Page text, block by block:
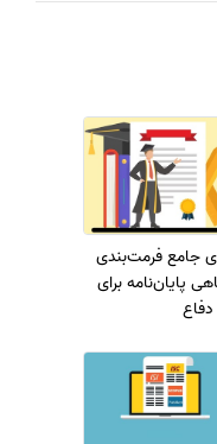
جامع فرمت‌بندی
پایان‌نامه برای